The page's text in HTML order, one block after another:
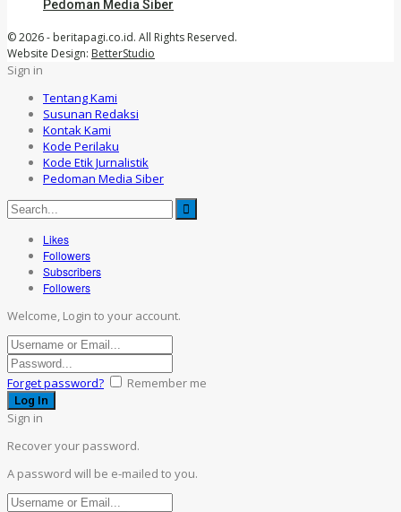
Pedoman Media Siber
© 2026 - beritapagi.co.id. All Rights Reserved.
Website Design: BetterStudio
Sign in
Tentang Kami
Susunan Redaksi
Kontak Kami
Kode Perilaku
Kode Etik Jurnalistik
Pedoman Media Siber
Likes
Followers
Subscribers
Followers
Welcome, Login to your account.
Forget password? Remember me
Sign in
Recover your password.
A password will be e-mailed to you.